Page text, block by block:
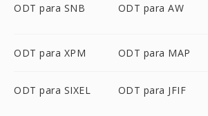
ODT para SNB ODT para AW
ODT para XPM ODT para MAP
ODT para SIXEL ODT para JFIF